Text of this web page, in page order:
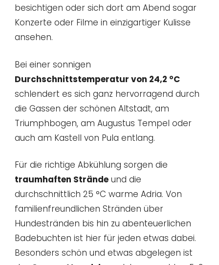
besichtigen oder sich dort am Abend sogar
Konzerte oder Filme in einzigartiger Kulisse
ansehen.
Bei einer sonnigen
Durchschnittstemperatur von 24,2 °C
schlendert es sich ganz hervorragend durch
die Gassen der schönen Altstadt, am
Triumphbogen, am Augustus Tempel oder
auch am Kastell von Pula entlang.
Für die richtige Abkühlung sorgen die
traumhaften Strände und die
durchschnittlich 25 °C warme Adria. Von
familienfreundlichen Stränden über
Hundestränden bis hin zu abenteuerlichen
Badebuchten ist hier für jeden etwas dabei.
Besonders schön und etwas abgelegen ist